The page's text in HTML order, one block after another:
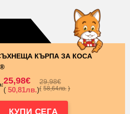
КЪРПА ЗА КОСА
25,98€
( 50,81лв.)
29,98€
( 58,64лв. )
КУПИ СЕГА